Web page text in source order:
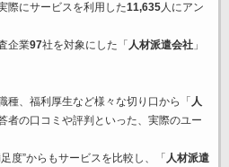
際にサービスを利用した11,635人にアン
企業97社を対象にした「 人材派遣会社」
種、福利厚生など様々な切り口から「 人
者の口コミや評判といった、実際のユー
度”からもサービスを比較し、「 人材派遣